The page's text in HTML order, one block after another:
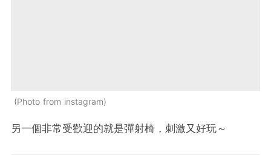
Photo from instagram
另一個非常受歡迎的就是彈射椅，刺激又好玩～